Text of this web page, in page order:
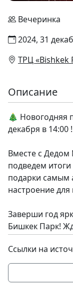
Вечеринка
2024, 31
ТРЦ «Bishkek
Описание
🎄 Новогодняя
декабря в 14:00 !
Вместе с
подведем
подарки самым
настроение для
Заверши год
Бишкек Парк!
Ссылки на